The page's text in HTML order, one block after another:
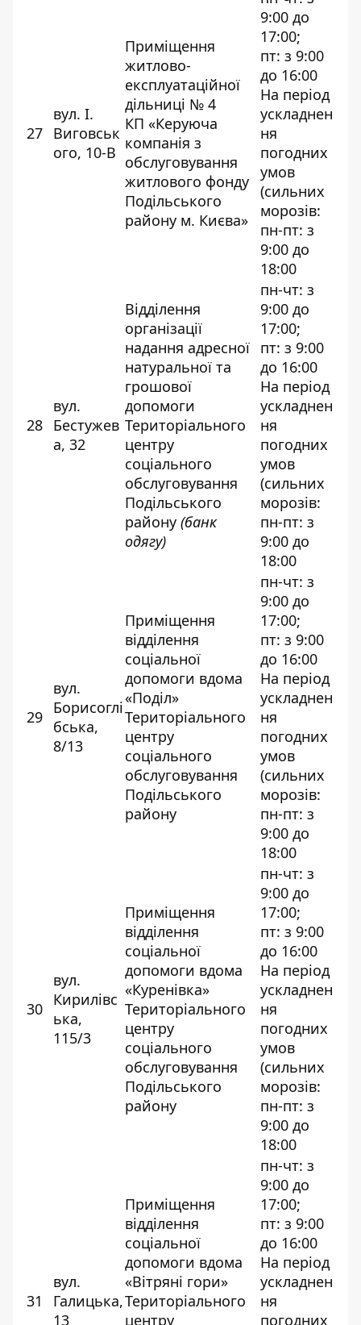
27
вул. І.
Виговськ
ого, 10-В
Приміщення
житлово-
експлуатаційної
дільниці № 4
КП «Керуюча
компанія з
обслуговування
житлового фонду
Подільського
району м. Києва»
9:00 до
17:00;
пт: з 9:00
до 16:00
На період
ускладнен
ня
погодних
умов
(сильних
морозів:
пн-пт: з
9:00 до
18:00
28
вул.
Бестужев
а, 32
Відділення
організації
надання адресної
натуральної та
грошової
допомоги
Територіального
центру
соціального
обслуговування
Подільського
району (банк
одягу)
пн-чт: з
9:00 до
17:00;
пт: з 9:00
до 16:00
На період
ускладнен
ня
погодних
умов
(сильних
морозів:
пн-пт: з
9:00 до
18:00
29
вул.
Борисоглі
бська,
8/13
Приміщення
відділення
соціальної
допомоги вдома
«Поділ»
Територіального
центру
соціального
обслуговування
Подільського
району
пн-чт: з
9:00 до
17:00;
пт: з 9:00
до 16:00
На період
ускладнен
ня
погодних
умов
(сильних
морозів:
пн-пт: з
9:00 до
18:00
30
вул.
Кирилівс
ька,
115/3
Приміщення
відділення
соціальної
допомоги вдома
«Куренівка»
Територіального
центру
соціального
обслуговування
Подільського
району
пн-чт: з
9:00 до
17:00;
пт: з 9:00
до 16:00
На період
ускладнен
ня
погодних
умов
(сильних
морозів:
пн-пт: з
9:00 до
18:00
31
вул.
Галицька,
13
Приміщення
відділення
соціальної
допомоги вдома
«Вітряні гори»
Територіального
центру
пн-чт: з
9:00 до
17:00;
пт: з 9:00
до 16:00
На період
ускладнен
ня
погодних